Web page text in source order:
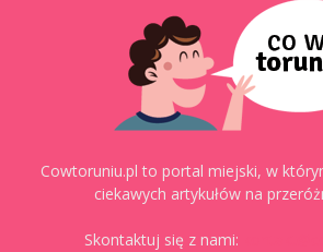
Cowtoruniu.pl to portal miejski, w
ciekawych artykułów na
Skontaktuj się z nami: